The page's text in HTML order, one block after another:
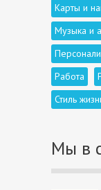
Карты и
Музыка и
Работа
Стиль
Мы в